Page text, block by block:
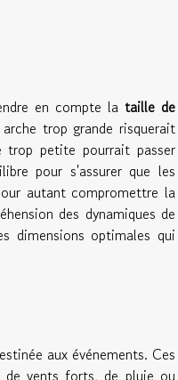
en compte lataille de
trop grande risquerait
trop petite pourrait passer
pour s'assurer que les
autant compromettre la
des dynamiques de
dimensions optimales qui
aux événements. Ces